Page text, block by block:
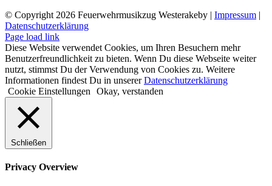
© Copyright 2026 Feuerwehrmusikzug Westerakeby | Impressum |
Datenschutzerklärung
Facebook
E-
Mail
Page load link
Diese Website verwendet Cookies, um Ihren Besuchern mehr
Benutzerfreundlichkeit zu bieten. Wenn Du diese Webseite weiter
nutzt, stimmst Du der Verwendung von Cookies zu. Weitere
Informationen findest Du in unsererDatenschutzerklärung
Cookie Einstellungen
Okay, verstanden
Schließen
Privacy Overview